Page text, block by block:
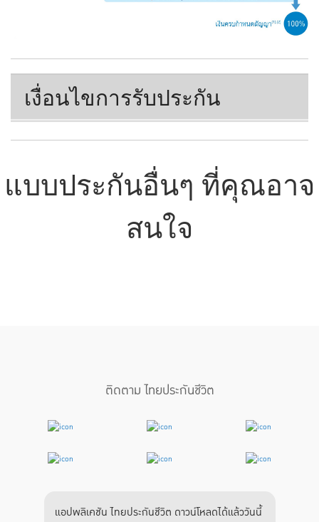
เงื่อนไขการรับประกัน
แบบประกันอื่นๆ ที่คุณอาจ
สนใจ
ติดตาม ไทยประกันชีวิต
แอปพลิเคชัน ไทยประกันชีวิต ดาวน์โหลดได้แล้ววันนี้